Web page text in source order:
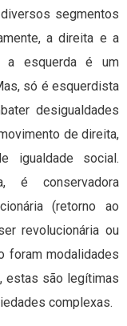
segmentos
a direita e a
a esquerda é um
só é esquerdista
desigualdades
de direita,
igualdade social.
é conservadora
(retorno ao
revolucionária ou
foram modalidades
estas são legítimas
complexas.